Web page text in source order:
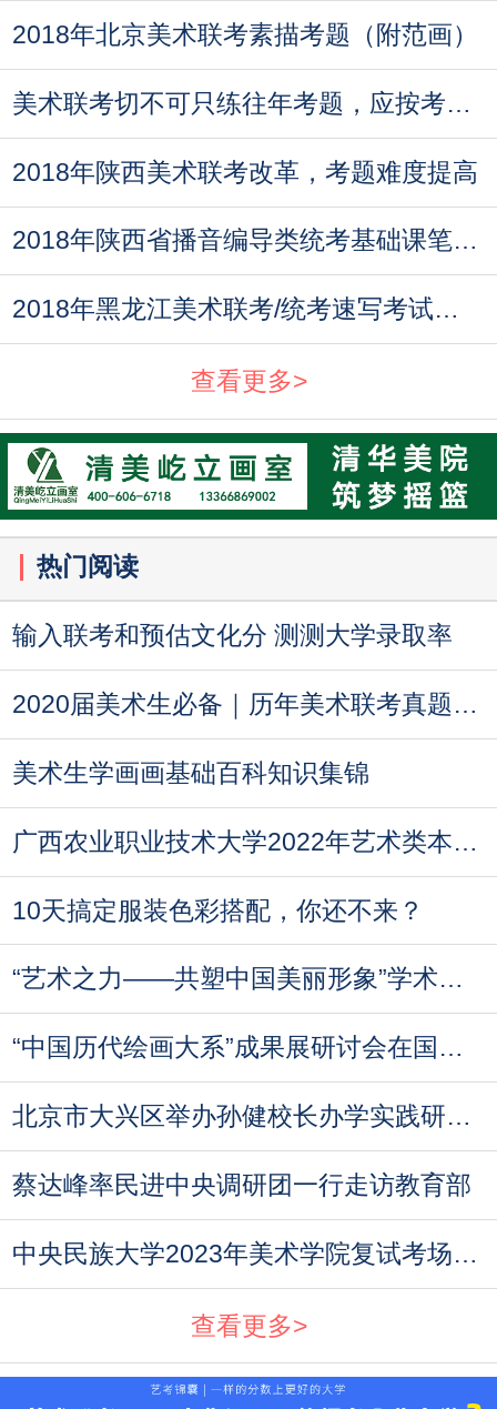
2018年北京美术联考素描考题（附范画）
美术联考切不可只练往年考题，应按考纲全面训练
2018年陕西美术联考改革，考题难度提高
2018年陕西省播音编导类统考基础课笔试统考试题
2018年黑龙江美术联考/统考速写考试题目
查看更多>
热门阅读
输入联考和预估文化分 测测大学录取率
2020届美术生必备｜历年美术联考真题汇总
美术生学画画基础百科知识集锦
广西农业职业技术大学2022年艺术类本科专业录
10天搞定服装色彩搭配，你还不来？
“艺术之力——共塑中国美丽形象”学术论坛即
“中国历代绘画大系”成果展研讨会在国家博物
北京市大兴区举办孙健校长办学实践研讨会
蔡达峰率民进中央调研团一行走访教育部
中央民族大学2023年美术学院复试考场规则与考
查看更多>